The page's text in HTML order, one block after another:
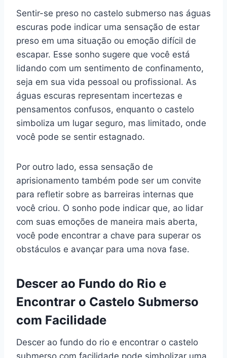
Sentir-se preso no castelo submerso nas águas
escuras pode indicar uma sensação de estar
preso em uma situação ou emoção difícil de
escapar. Esse sonho sugere que você está
lidando com um sentimento de confinamento,
seja em sua vida pessoal ou profissional. As
águas escuras representam incertezas e
pensamentos confusos, enquanto o castelo
simboliza um lugar seguro, mas limitado, onde
você pode se sentir estagnado.
Por outro lado, essa sensação de
aprisionamento também pode ser um convite
para refletir sobre as barreiras internas que
você criou. O sonho pode indicar que, ao lidar
com suas emoções de maneira mais aberta,
você pode encontrar a chave para superar os
obstáculos e avançar para uma nova fase.
Descer ao Fundo do Rio e
Encontrar o Castelo Submerso
com Facilidade
Descer ao fundo do rio e encontrar o castelo
submerso com facilidade pode simbolizar uma